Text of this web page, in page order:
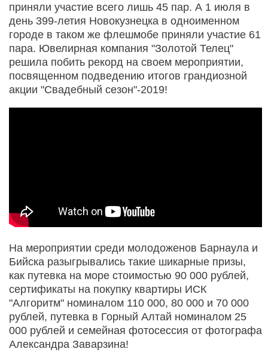
приняли участие всего лишь 45 пар. А 1 июля в
день 399-летия Новокузнецка в одноименном
городе в таком же флешмобе приняли участие 61
пара. Ювелирная компания "Золотой Телец"
решила побить рекорд на своем мероприятии,
посвященном подведению итогов грандиозной
акции "Свадебный сезон"-2019!
На мероприятии среди молодоженов Барнаула и
Бийска разыгрывались такие шикарные призы,
как путевка на море стоимостью 90 000 рублей,
сертификаты на покупку квартиры ИСК
"Алгоритм" номиналом 110 000, 80 000 и 70 000
рублей, путевка в Горный Алтай номиналом 25
000 рублей и семейная фотосессия от фотографа
Александра Заварзина!